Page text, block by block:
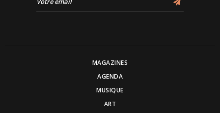
MAGAZINES
AGENDA
MUSIQUE
ART